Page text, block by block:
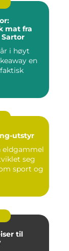
mat fra
i høyt
en
utstyr
eldgammel
seg
sport og
til